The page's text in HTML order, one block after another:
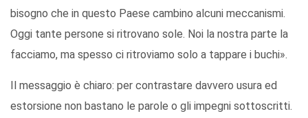
bisogno che in questo Paese cambino alcuni meccanismi.
Oggi tante persone si ritrovano sole. Noi la nostra parte la
facciamo, ma spesso ci ritroviamo solo a tappare i buchi».
Il messaggio è chiaro: per contrastare davvero usura ed
estorsione non bastano le parole o gli impegni sottoscritti.